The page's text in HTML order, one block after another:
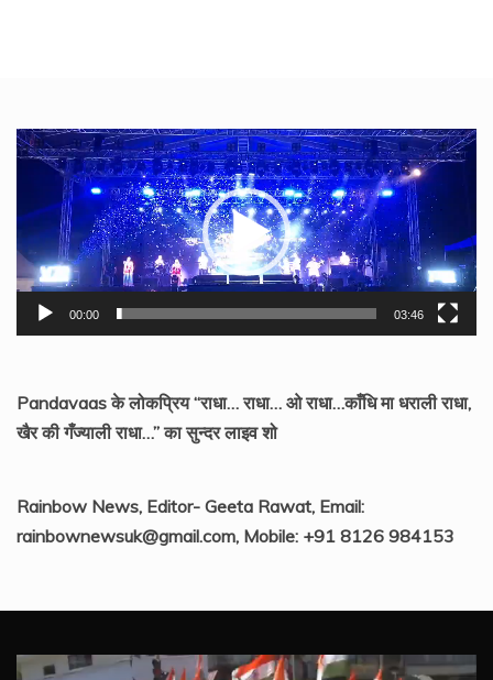
Video
Player
00:00 03:46
Pandavaas के लोकप्रिय “राधा… राधा… ओ राधा…काँधि मा धराली राधा,
खैर की गँज्याली राधा…” का सुन्दर लाइव शो
Rainbow News, Editor- Geeta Rawat, Email:
rainbownewsuk@gmail.com, Mobile: +91 8126 984153
Video